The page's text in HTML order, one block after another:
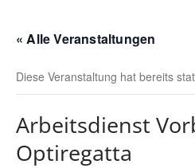
« Alle Veranstaltungen
Diese Veranstaltung hat bereits
Arbeitsdienst
Optiregatta